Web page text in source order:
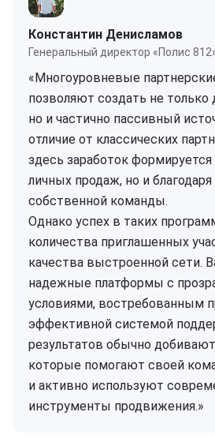
Константин Денисламов
Генеральный директор «Полис
«Многоуровневые
позволяют создать не только
но и частично пассивный
отличие от классических
здесь заработок формируется
личных продаж, но и
собственной команды.
Однако успех в таких
количества приглашенных
качества выстроенной сети.
надежные платформы с
условиями, востребованным
эффективной системой
результатов обычно
которые помогают своей
и активно используют
инструменты продвижения.»